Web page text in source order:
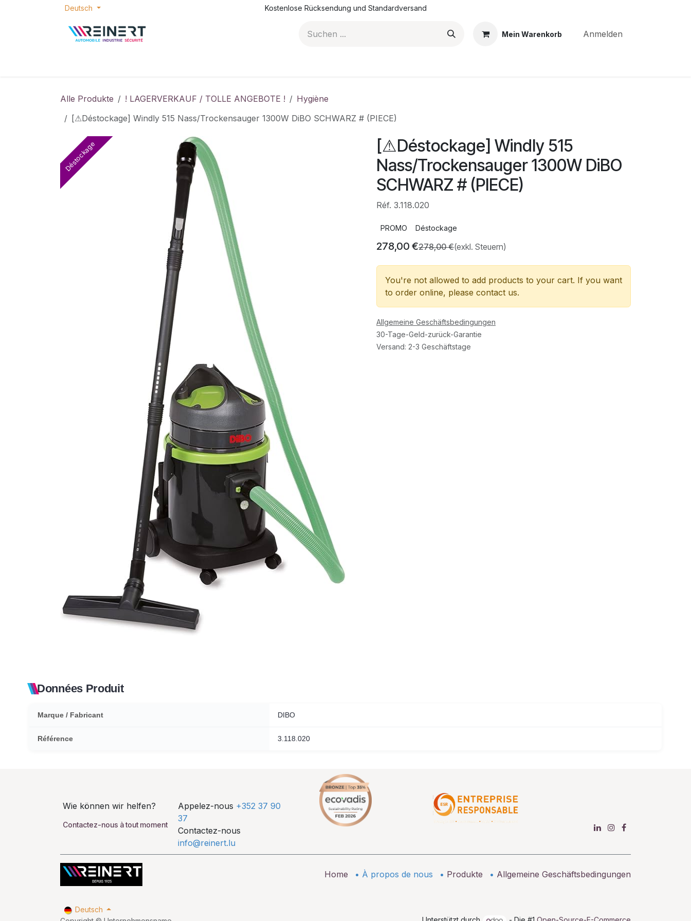
Zum Inhalt springenDeutsch Kostenlose Rücksendung und Standardversand
Mein Warenkorb Anmelden
Alle Produkte ! LAGERVERKAUF / TOLLE ANGEBOTE !
Hygiène
[⚠Déstockage] Windly 515 Nass/Trockensauger 1300W DiBO SCHWARZ # (PIECE)
Déstockage
[⚠Déstockage] Windly 515
Nass/Trockensauger 1300W DiBO
SCHWARZ # (PIECE)
Réf. 3.118.020
PROMO Déstockage
278,00 €278,00€(exkl. Steuern)
You're not allowed to add products to your cart. If you want
to order online, please contact us.
Allgemeine Geschäftsbedingungen
30-Tage-Geld-zurück-Garantie
Versand: 2-3 Geschäftstage
Données Produit
Marque / Fabricant DIBO
Référence 3.118.020
Wie können wir helfen?
Contactez-nous à tout moment
Appelez-nous +352 37 90
37
Contactez-nous
info@reinert.lu
Home • À propos de nous • Produkte • Allgemeine Geschäftsbedingungen
Deutsch